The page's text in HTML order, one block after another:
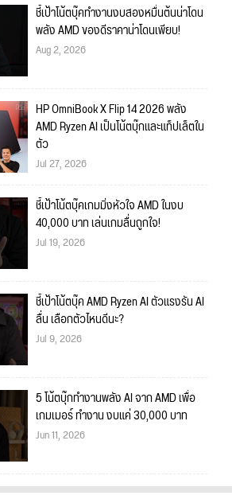
ชี้เป้าโน้ตบุ๊คทำงานงบสองหมื่นต้นน่าโดน
พลัง AMD ของดีราคาน่าโดนเพียบ!
Aug 2, 2026
HP OmniBook X Flip 14 2026 พลัง
AMD Ryzen AI เป็นโน้ตบุ๊กและแท็ปเล็ตใน
ตัว
Jul 27, 2026
ชี้เป้าโน้ตบุ๊คเกมมิ่งหัวใจ AMD ในงบ
40,000 บาท เล่นเกมลื่นถูกใจ!
Jul 19, 2026
ชี้เป้าโน้ตบุ๊ค AMD Ryzen AI ตัวแรงรัน AI
ลื่น เลือกตัวไหนดีนะ?
Jul 9, 2026
5 โน้ตบุ๊กทำงานพลัง AI จาก AMD เพื่อ
เกมเมอร์ ทำงาน งบแค่ 30,000 บาท
Jun 11, 2026